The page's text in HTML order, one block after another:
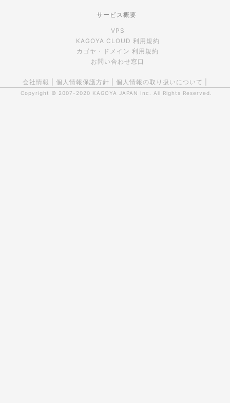
サービス概要
VPS
KAGOYA CLOUD 利用規約
カゴヤ・ドメイン 利用規約
お問い合わせ窓口
会社情報 個人情報保護方針 個人情報の取り扱いについて
Copyright © 2007-2020 KAGOYA JAPAN Inc. All Rights Reserved.